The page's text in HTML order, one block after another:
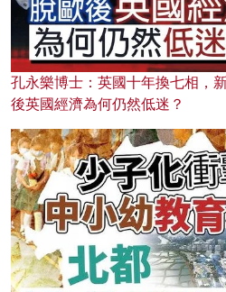
孔永樂博士：英國十年換七相，
後英國經濟為何仍然低迷？